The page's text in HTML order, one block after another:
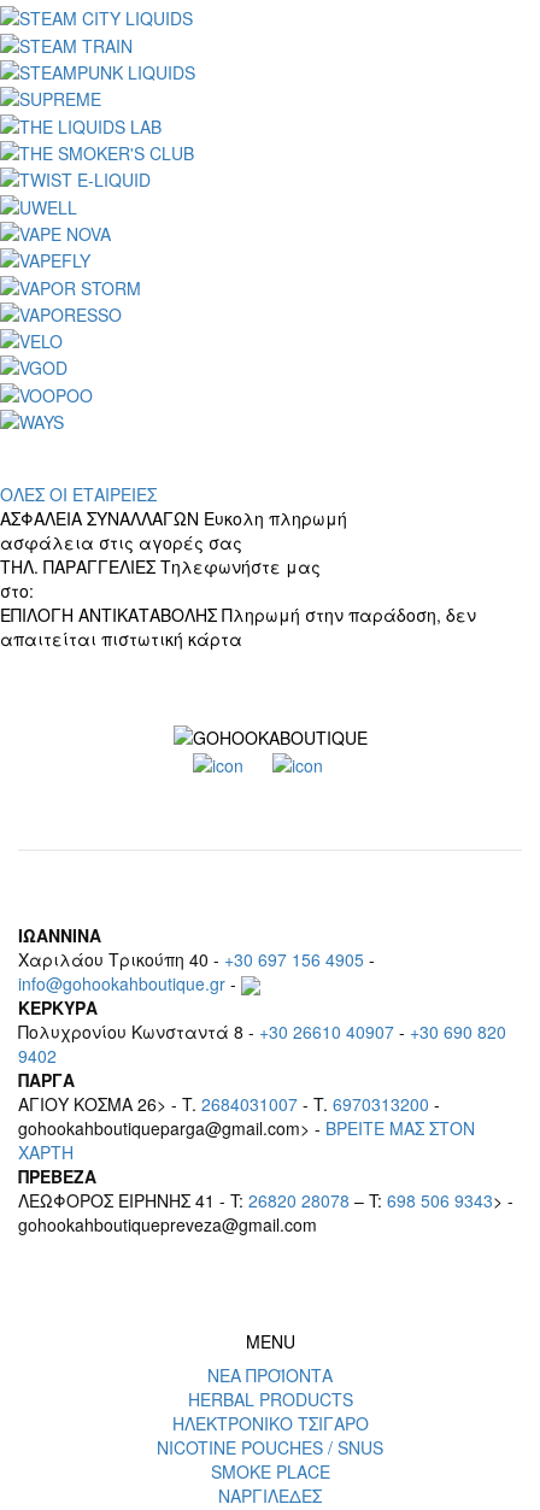
ΟΛΕΣ ΟΙ ΕΤΑΙΡΕΙΕΣ
ΑΣΦΑΛΕΙΑ ΣΥΝΑΛΛΑΓΩΝ Ευκολη πληρωμή
ασφάλεια στις αγορές σας
ΤΗΛ. ΠΑΡΑΓΓΕΛΙΕΣ Τηλεφωνήστε μας
στο:
ΕΠΙΛΟΓΗ ΑΝΤΙΚΑΤΑΒΟΛΗΣ Πληρωμή στην παράδοση, δεν
απαιτείται πιστωτική κάρτα
ΙΩΑΝΝΙΝΑ
Χαριλάου Τρικούπη 40 - +30 697 156 4905 -
info@gohookahboutique.gr -
ΚΕΡΚΥΡΑ
Πολυχρονίου Κωνσταντά 8 - +30 26610 40907 - +30 690 820
9402
ΠΑΡΓΑ
ΑΓΙΟΥ ΚΟΣΜΑ 26> - T. 2684031007 - T. 6970313200 -
gohookahboutiqueparga@gmail.com> - BΡEITE MAΣ ΣΤΟΝ
ΧΑΡΤΗ
ΠΡΕΒΕΖΑ
ΛΕΩΦΟΡΟΣ ΕΙΡΗΝΗΣ 41 - T: 26820 28078 – T: 698 506 9343> -
gohookahboutiquepreveza@gmail.com
MENU
ΝΕΑ ΠΡΟΪΟΝΤΑ
HERBAL PRODUCTS
ΗΛΕΚΤΡΟΝΙΚΟ ΤΣΙΓΑΡΟ
NICOTINE POUCHES / SNUS
SMOKE PLACE
ΝΑΡΓΙΛΕΔΕΣ